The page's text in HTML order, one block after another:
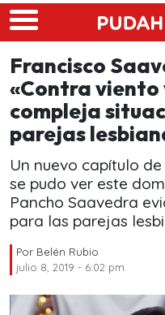
Skip to main content
Francisco
«Contra viento
compleja
parejas
Un nuevo capítulo
se pudo ver este
Pancho Saavedra
para las parejas
Por Belén Rubio
julio 8, 2019 - 6:02 pm